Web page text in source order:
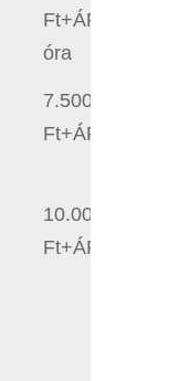
Ft+ÁFA/fő/
óra
7.500
Ft+ÁFA
10.000
Ft+ÁFA